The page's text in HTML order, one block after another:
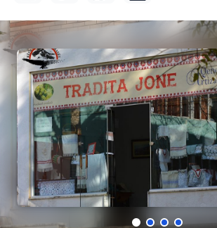
Newsletters
Intervista
Vullnetar
Kontakt
Arkiv
AL EN